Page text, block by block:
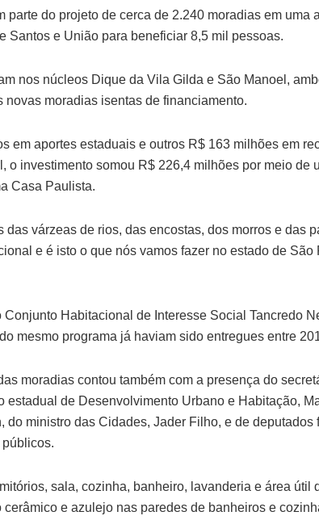
parte do projeto de cerca de 2.240 moradias em uma
Santos e União para beneficiar 8,5 mil pessoas.
nos núcleos Dique da Vila Gilda e São Manoel,
novas moradias isentas de financiamento.
em aportes estaduais e outros R$ 163 milhões em
o investimento somou R$ 226,4 milhões por meio de
Casa Paulista.
das várzeas de rios, das encostas, dos morros e das
e é isto o que nós vamos fazer no estado de São
Conjunto Habitacional de Interesse Social Tancredo
mesmo programa já haviam sido entregues entre
moradias contou também com a presença do
estadual de Desenvolvimento Urbano e Habitação,
do ministro das Cidades, Jader Filho, e de deputados
sala, cozinha, banheiro, lavanderia e área útil
e azulejo nas paredes de banheiros e